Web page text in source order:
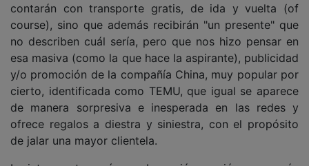
contarán con transporte gratis, de ida y vuelta (of
course), sino que además recibirán "un presente" que
no describen cuál sería, pero que nos hizo pensar en
esa masiva (como la que hace la aspirante), publicidad
y/o promoción de la compañía China, muy popular por
cierto, identificada como TEMU, que igual se aparece
de manera sorpresiva e inesperada en las redes y
ofrece regalos a diestra y siniestra, con el propósito
de jalar una mayor clientela.